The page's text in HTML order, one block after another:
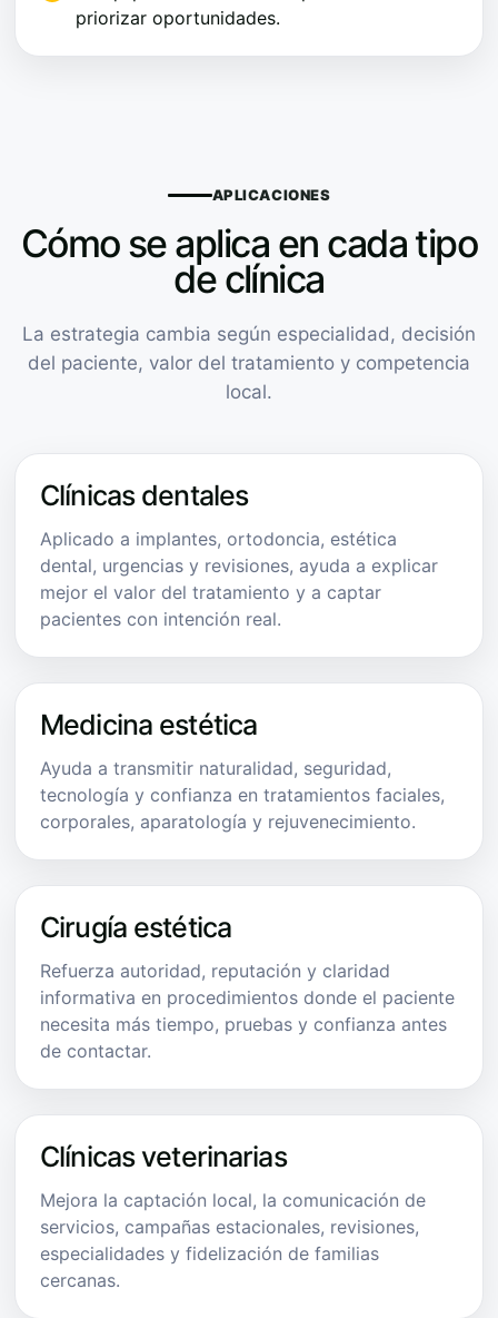
priorizar oportunidades.
APLICACIONES
Cómo se aplica en cada tipo
de clínica
La estrategia cambia según especialidad, decisión
del paciente, valor del tratamiento y competencia
local.
Clínicas dentales
Aplicado a implantes, ortodoncia, estética
dental, urgencias y revisiones, ayuda a explicar
mejor el valor del tratamiento y a captar
pacientes con intención real.
Medicina estética
Ayuda a transmitir naturalidad, seguridad,
tecnología y confianza en tratamientos faciales,
corporales, aparatología y rejuvenecimiento.
Cirugía estética
Refuerza autoridad, reputación y claridad
informativa en procedimientos donde el paciente
necesita más tiempo, pruebas y confianza antes
de contactar.
Clínicas veterinarias
Mejora la captación local, la comunicación de
servicios, campañas estacionales, revisiones,
especialidades y fidelización de familias
cercanas.